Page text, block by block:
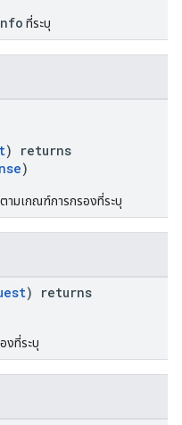
ที่ระบุ
) returns
)
ามเกณฑ์การกรองที่ระบุ
) returns
งที่ระบุ